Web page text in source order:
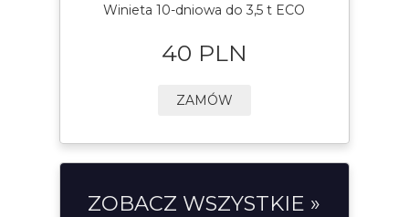
Winieta 10-dniowa do 3,5 t ECO
40 PLN
ZAMÓW
ZOBACZ WSZYSTKIE »